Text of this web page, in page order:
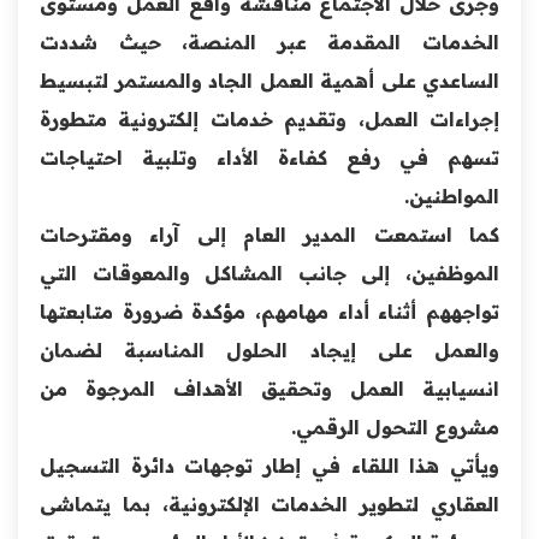
الخدمات المقدمة عبر المنصة، حيث شددت
الساعدي على أهمية العمل الجاد والمستمر لتبسيط
إجراءات العمل، وتقديم خدمات إلكترونية متطورة
تسهم في رفع كفاءة الأداء وتلبية احتياجات
المواطنين.
كما استمعت المدير العام إلى آراء ومقترحات
الموظفين، إلى جانب المشاكل والمعوقات التي
تواجههم أثناء أداء مهامهم، مؤكدة ضرورة متابعتها
والعمل على إيجاد الحلول المناسبة لضمان
انسيابية العمل وتحقيق الأهداف المرجوة من
مشروع التحول الرقمي.
ويأتي هذا اللقاء في إطار توجهات دائرة التسجيل
العقاري لتطوير الخدمات الإلكترونية، بما يتماشى